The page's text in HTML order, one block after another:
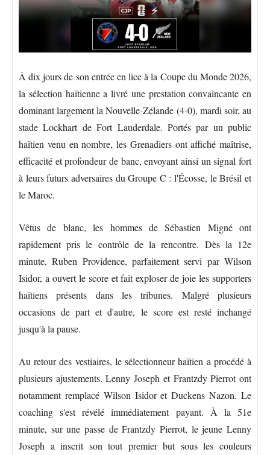
À dix jours de son entrée en lice à la Coupe du Monde 2026,
la sélection haïtienne a livré une prestation convaincante en
dominant largement la Nouvelle-Zélande (4-0), mardi soir, au
stade Lockhart de Fort Lauderdale. Portés par un public
haïtien venu en nombre, les Grenadiers ont affiché maîtrise,
efficacité et profondeur de banc, envoyant ainsi un signal fort
à leurs futurs adversaires du Groupe C : l'Écosse, le Brésil et
le Maroc.
Vêtus de blanc, les hommes de Sébastien Migné ont
rapidement pris le contrôle de la rencontre. Dès la 12e
minute, Ruben Providence, parfaitement servi par Wilson
Isidor, a ouvert le score et fait exploser de joie les supporters
haïtiens présents dans les tribunes. Malgré plusieurs
occasions de part et d'autre, le score est resté inchangé
jusqu'à la pause.
Au retour des vestiaires, le sélectionneur haïtien a procédé à
plusieurs ajustements. Lenny Joseph et Frantzdy Pierrot ont
notamment remplacé Wilson Isidor et Duckens Nazon. Le
coaching s'est révélé immédiatement payant. À la 51e
minute, sur une passe de Frantzdy Pierrot, le jeune Lenny
Joseph a inscrit son tout premier but sous les couleurs